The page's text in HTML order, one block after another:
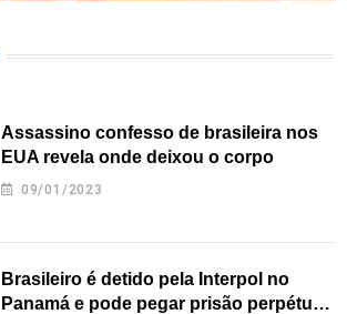
Assassino confesso de brasileira nos
EUA revela onde deixou o corpo
09/01/2023
Brasileiro é detido pela Interpol no
Panamá e pode pegar prisão perpétua